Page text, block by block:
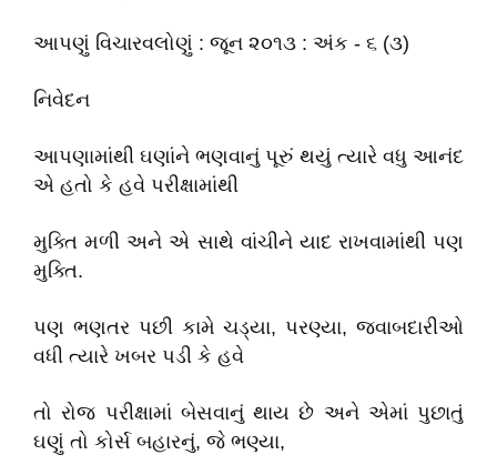
આપણું વિચારવલોણું : જૂન ૨૦૧૩ : અંક - ૬ (૩)
નિવેદન
આપણામાંથી ઘણાંને ભણવાનું પૂરું થયું ત્યારે વધુ આનંદ
એ હતો કે હવે પરીક્ષામાંથી
મુક્તિ મળી અને એ સાથે વાંચીને યાદ રાખવામાંથી પણ
મુક્તિ.
પણ ભણતર પછી કામે ચડ્યા, પરણ્યા, જવાબદારીઓ
વધી ત્યારે ખબર પડી કે હવે
તો રોજ પરીક્ષામાં બેસવાનું થાય છે અને એમાં પુછાતું
ઘણું તો કોર્સ બહારનું, જે ભણ્યા,